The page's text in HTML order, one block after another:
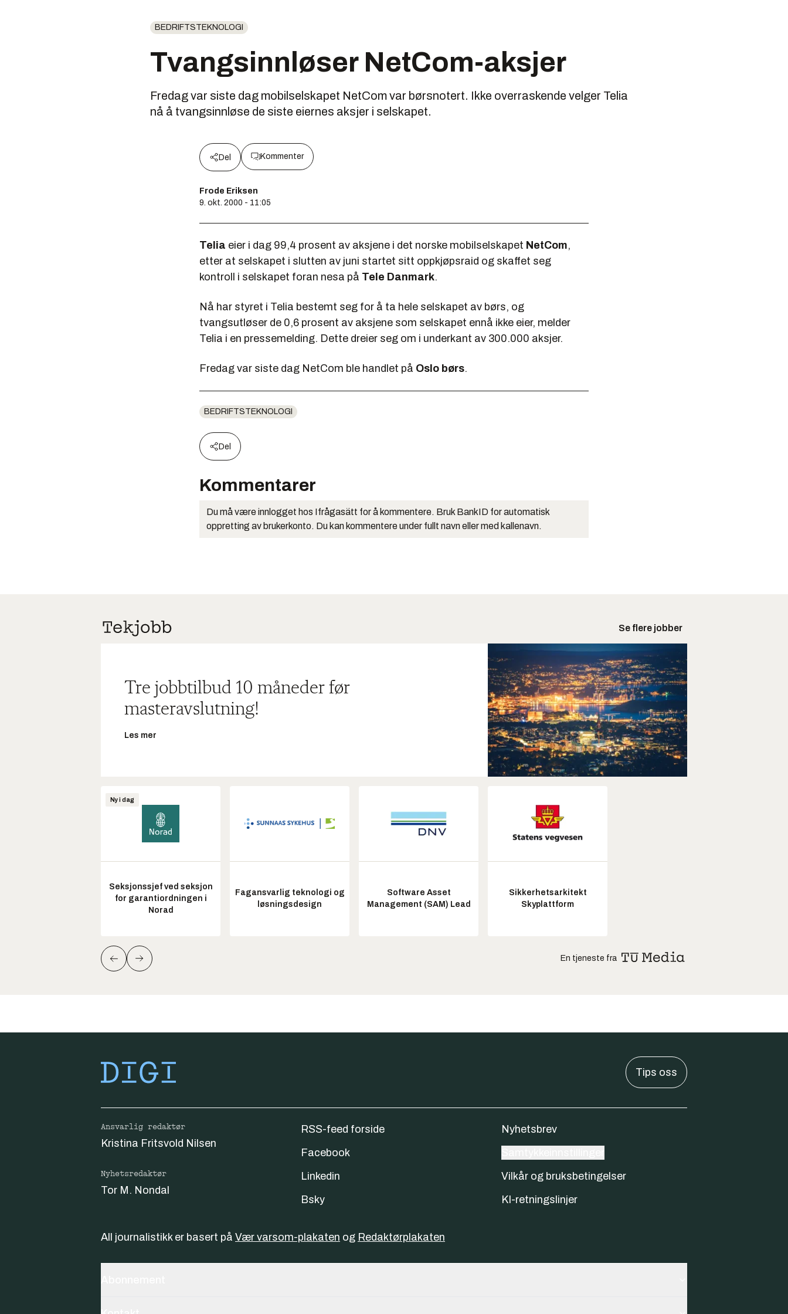
BEDRIFTSTEKNOLOGI
Tvangsinnløser NetCom-aksjer
Fredag var siste dag mobilselskapet NetCom var børsnotert. Ikke overraskende velger Telia
nå å tvangsinnløse de siste eiernes aksjer i selskapet.
Del Kommenter
Frode Eriksen
9. okt. 2000 - 11:05
Telia eier i dag 99,4 prosent av aksjene i det norske mobilselskapet NetCom,
etter at selskapet i slutten av juni startet sitt oppkjøpsraid og skaffet seg
kontroll i selskapet foran nesa på Tele Danmark.
Nå har styret i Telia bestemt seg for å ta hele selskapet av børs, og
tvangsutløser de 0,6 prosent av aksjene som selskapet ennå ikke eier, melder
Telia i en pressemelding. Dette dreier seg om i underkant av 300.000 aksjer.
Fredag var siste dag NetCom ble handlet på Oslo børs.
BEDRIFTSTEKNOLOGI
Del
Kommentarer
Du må være innlogget hos Ifrågasätt for å kommentere. Bruk BankID for automatisk
oppretting av brukerkonto. Du kan kommentere under fullt navn eller med kallenavn.
Se flere jobber
Tre jobbtilbud 10 måneder før
masteravslutning!
Les mer
Ny i dag
Seksjonssjef ved seksjon
for garantiordningen i
Norad
Fagansvarlig teknologi og
løsningsdesign
Software Asset
Management (SAM) Lead
Sikkerhetsarkitekt
Skyplattform
En tjeneste fra
Tips oss
Ansvarlig redaktør
Kristina Fritsvold Nilsen
Nyhetsredaktør
Tor M. Nondal
RSS-feed forside
Facebook
Linkedin
Bsky
Nyhetsbrev
Vilkår og bruksbetingelser
KI-retningslinjer
All journalistikk er basert på Vær varsom-plakaten og Redaktørplakaten